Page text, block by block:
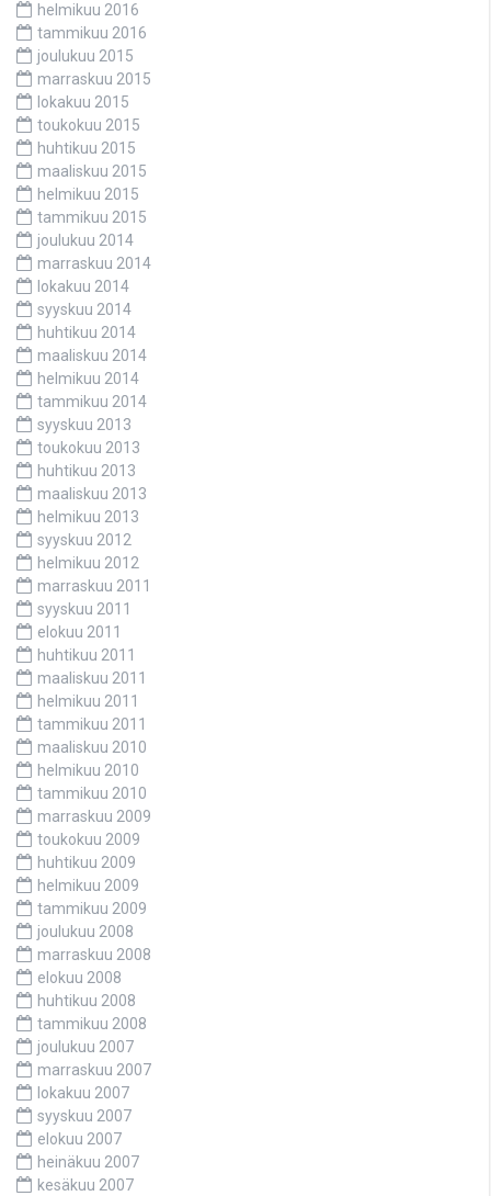
helmikuu 2016
tammikuu 2016
joulukuu 2015
marraskuu 2015
lokakuu 2015
toukokuu 2015
huhtikuu 2015
maaliskuu 2015
helmikuu 2015
tammikuu 2015
joulukuu 2014
marraskuu 2014
lokakuu 2014
syyskuu 2014
huhtikuu 2014
maaliskuu 2014
helmikuu 2014
tammikuu 2014
syyskuu 2013
toukokuu 2013
huhtikuu 2013
maaliskuu 2013
helmikuu 2013
syyskuu 2012
helmikuu 2012
marraskuu 2011
syyskuu 2011
elokuu 2011
huhtikuu 2011
maaliskuu 2011
helmikuu 2011
tammikuu 2011
maaliskuu 2010
helmikuu 2010
tammikuu 2010
marraskuu 2009
toukokuu 2009
huhtikuu 2009
helmikuu 2009
tammikuu 2009
joulukuu 2008
marraskuu 2008
elokuu 2008
huhtikuu 2008
tammikuu 2008
joulukuu 2007
marraskuu 2007
lokakuu 2007
syyskuu 2007
elokuu 2007
heinäkuu 2007
kesäkuu 2007